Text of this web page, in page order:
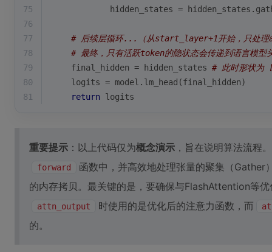
75
hidden_states =
76
77
# 后续层循环...（从start_layer+1开始，只处
78
# 最终，只有活跃token的隐状态会传递到语言模型
79
    final_hidden = hidden_states
# 此时形状
80
    logits = model.lm_head(final_hidden)
81
return logits
重要提示 ：以上代码仅为概念演示 ，旨在说明算法流程
forward
函数中，并高效地处理张量的聚集（
的内存拷贝。最关键的是，要确保与FlashAttention等
attn_output 时使用的是优化后的注意力函数，而
的。